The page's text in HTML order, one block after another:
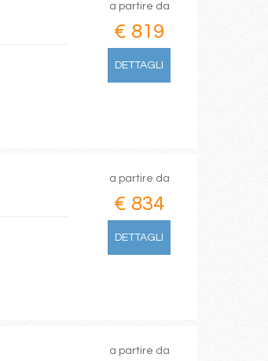
a partire da
€ 819
DETTAGLI
a partire da
€ 834
DETTAGLI
a partire da